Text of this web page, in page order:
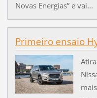
Novas Energias” e vai...
Primeiro ensaio